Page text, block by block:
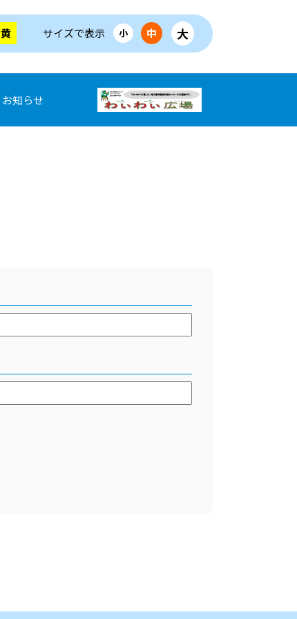
黄 サイズで表示 小 中 大
お知らせ